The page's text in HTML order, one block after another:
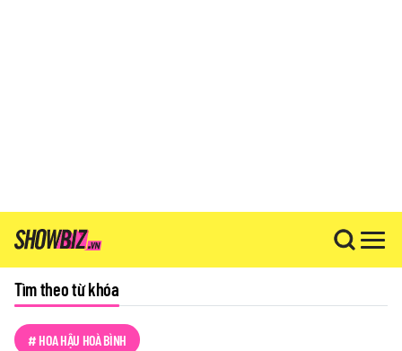
Tìm theo từ khóa
# HOA HẬU HOÀ BÌNH